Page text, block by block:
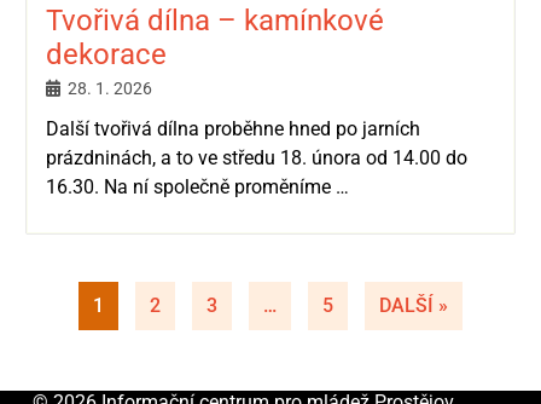
Tvořivá dílna – kamínkové
dekorace
28. 1. 2026
Další tvořivá dílna proběhne hned po jarních
prázdninách, a to ve středu 18. února od 14.00 do
16.30. Na ní společně proměníme …
1 2 3 … 5 DALŠÍ »